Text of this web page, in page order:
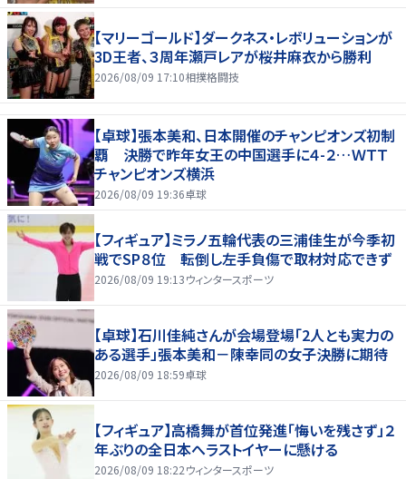
【マリーゴールド】ダークネス・レボリューションが
3D王者、３周年瀬戸レアが桜井麻衣から勝利
2026/08/09 17:10相撲格闘技
【卓球】張本美和、日本開催のチャンピオンズ初制
覇 決勝で昨年女王の中国選手に４-２…ＷＴＴ
チャンピオンズ横浜
2026/08/09 19:36卓球
【フィギュア】ミラノ五輪代表の三浦佳生が今季初
戦でSP８位 転倒し左手負傷で取材対応できず
2026/08/09 19:13ウィンタースポーツ
【卓球】石川佳純さんが会場登場「2人とも実力の
ある選手」張本美和－陳幸同の女子決勝に期待
2026/08/09 18:59卓球
【フィギュア】高橋舞が首位発進「悔いを残さず」２
年ぶりの全日本へラストイヤーに懸ける
2026/08/09 18:22ウィンタースポーツ